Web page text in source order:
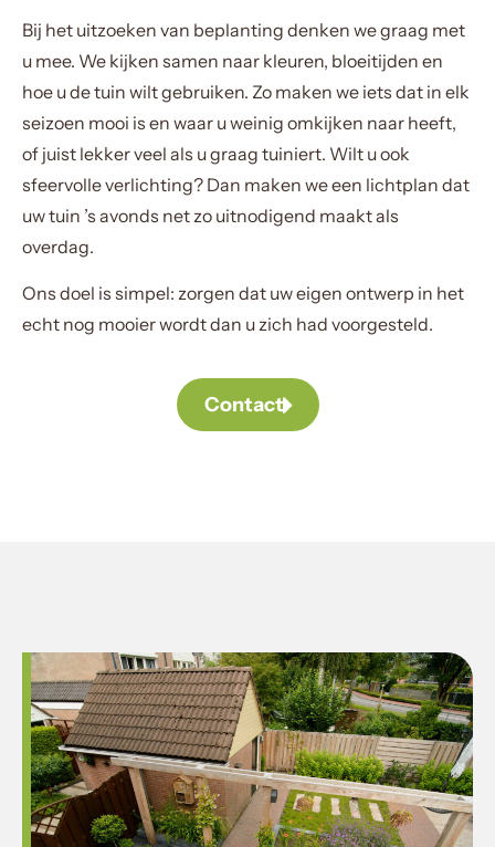
Bij het uitzoeken van beplanting denken we graag met
u mee. We kijken samen naar kleuren, bloeitijden en
hoe u de tuin wilt gebruiken. Zo maken we iets dat in elk
seizoen mooi is en waar u weinig omkijken naar heeft,
of juist lekker veel als u graag tuiniert. Wilt u ook
sfeervolle verlichting? Dan maken we een lichtplan dat
uw tuin ’s avonds net zo uitnodigend maakt als
overdag.
Ons doel is simpel: zorgen dat uw eigen ontwerp in het
echt nog mooier wordt dan u zich had voorgesteld.
Contact